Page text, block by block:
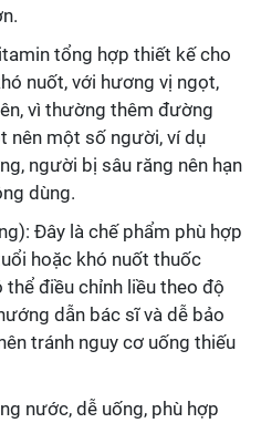
tổng hợp thiết kế cho
nuốt, với hương vị ngọt,
vì thường thêm đường
nên một số người, ví dụ
người bị sâu răng nên hạn
dùng.
Đây là chế phẩm phù hợp
hoặc khó nuốt thuốc
điều chỉnh liều theo độ
dẫn bác sĩ và dễ bảo
tránh nguy cơ uống thiếu
nước, dễ uống, phù hợp